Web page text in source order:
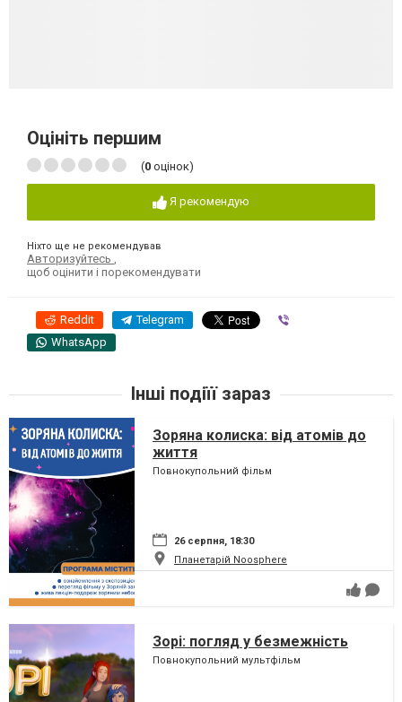
Оцініть першим
(0 оцінок)
Я рекомендую
Ніхто ще не рекомендував
Авторизуйтесь
щоб оцінити і порекомендувати
Reddit Telegram
WhatsApp
Інші подіїї зараз
Зоряна колиска: від атомів до
життя
Повнокупольний фільм
26 серпня, 18:30
Планетарій Noosphere
Зорі: погляд у безмежність
Повнокупольний мультфільм